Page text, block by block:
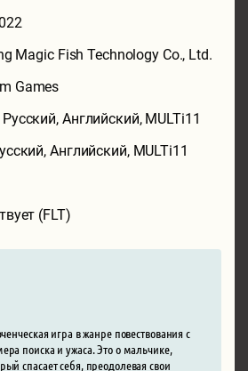
Magic Fish Technology Co., Ltd.
Games
Русский, Английский, MULTi11
Английский, MULTi11
(FLT)
игра в жанре повествования с
поиска и ужаса. Это о мальчике,
спасает себя, преодолевая свои